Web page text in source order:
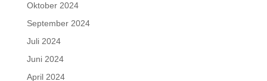
Oktober 2024
September 2024
Juli 2024
Juni 2024
April 2024